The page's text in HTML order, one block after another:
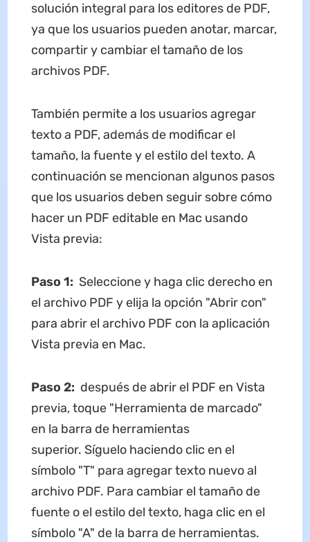
solución integral para los editores de PDF,
ya que los usuarios pueden anotar, marcar,
compartir y cambiar el tamaño de los
archivos PDF.
También permite a los usuarios agregar
texto a PDF, además de modificar el
tamaño, la fuente y el estilo del texto. A
continuación se mencionan algunos pasos
que los usuarios deben seguir sobre cómo
hacer un PDF editable en Mac usando
Vista previa:
Paso 1: Seleccione y haga clic derecho en
el archivo PDF y elija la opción "Abrir con"
para abrir el archivo PDF con la aplicación
Vista previa en Mac.
Paso 2: después de abrir el PDF en Vista
previa, toque "Herramienta de marcado"
en la barra de herramientas
superior. Síguelo haciendo clic en el
símbolo "T" para agregar texto nuevo al
archivo PDF. Para cambiar el tamaño de
fuente o el estilo del texto, haga clic en el
símbolo "A" de la barra de herramientas.